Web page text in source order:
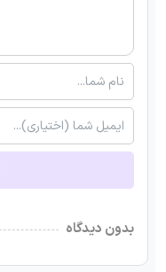
بدون دیدگاه